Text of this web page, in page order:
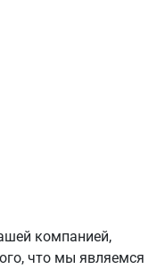
компанией,
что мы являемся